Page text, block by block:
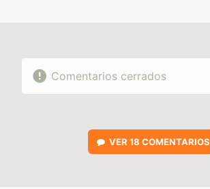
Comentarios cerrados
VER 18 COMENTARIOS